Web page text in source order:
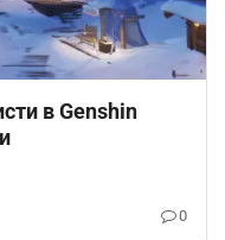
в Genshin
0